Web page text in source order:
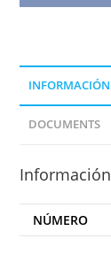
DOCUMENTS
NÚMERO